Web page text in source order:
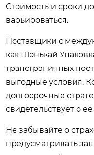
Стоимость и сроки
варьироваться.
Поставщики с
как Шэнькай
трансграничных
выгодные условия.
долгосрочные
свидетельствует о
Не забывайте о
предусматривать